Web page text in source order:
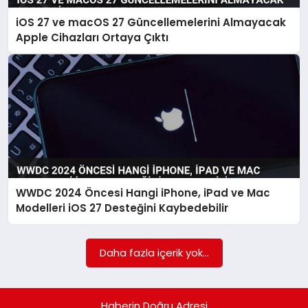
SPOR
TEKNOLOJI
iOS 27 ve macOS 27 Güncellemelerini Almayacak
Apple Cihazları Ortaya Çıktı
WWDC 2024 Öncesi Hangi iPhone, iPad ve Mac
Modelleri iOS 27 Desteğini Kaybedebilir
Daha fazla içerik yok...